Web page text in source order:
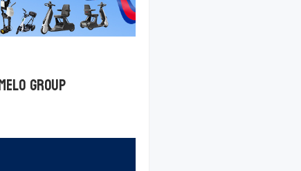
Group